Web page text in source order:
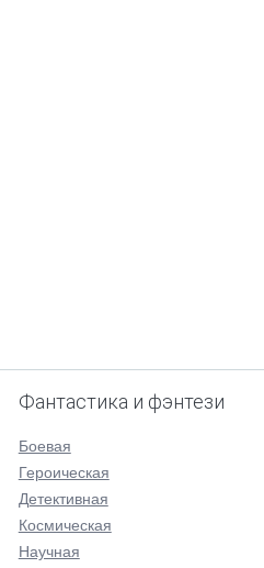
Фантастика и фэнтези
Боевая
Героическая
Детективная
Космическая
Научная